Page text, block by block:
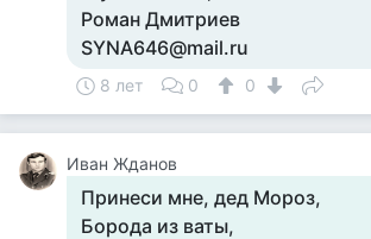
Роман Дмитриев
SYNA646@mail.ru
8 лет 0 0
Иван Жданов
Принеси мне, дед Мороз,
Борода из ваты,